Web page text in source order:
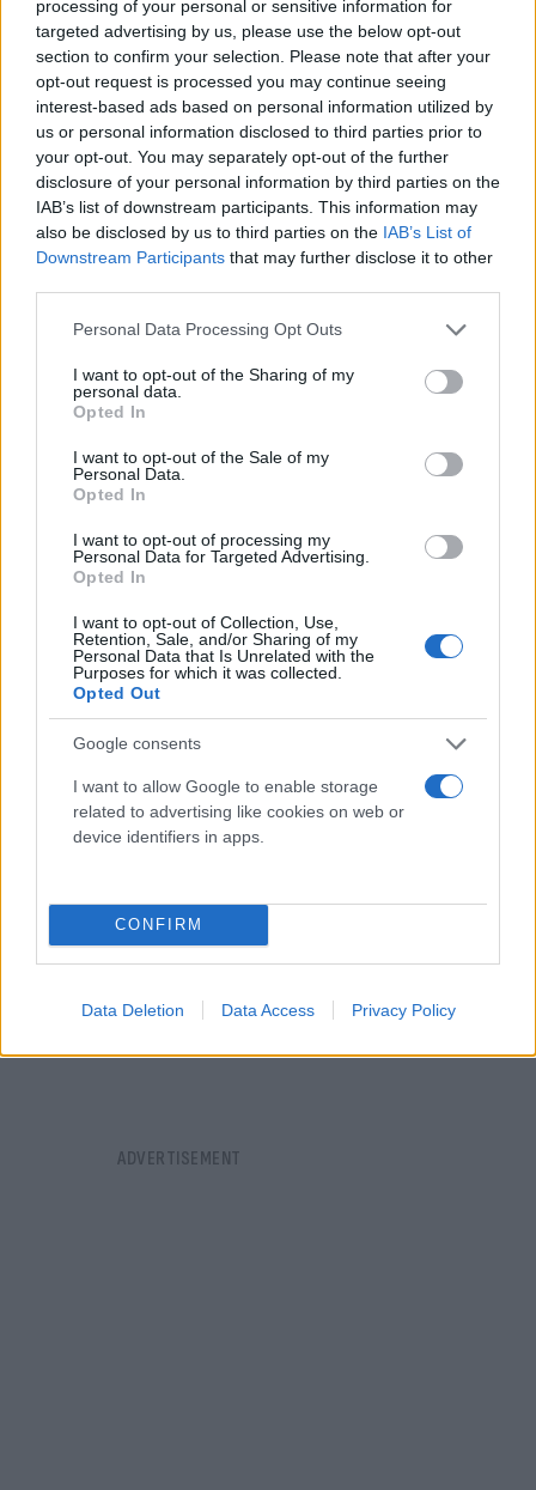
processing of your personal or sensitive information for
targeted advertising by us, please use the below opt-out
section to confirm your selection. Please note that after your
opt-out request is processed you may continue seeing
interest-based ads based on personal information utilized by
us or personal information disclosed to third parties prior to
your opt-out. You may separately opt-out of the further
disclosure of your personal information by third parties on the
IAB’s list of downstream participants. This information may
also be disclosed by us to third parties on the IAB’s List of
Downstream Participants that may further disclose it to other
Please note that this website/app uses one or more Google
not limited to your visit or usage behaviour. You may click to
grant or deny consent to Google and its third-party tags to
use your data for below specified purposes in below Google
consent section.
Personal Data Processing Opt Outs
I want to opt-out of the Sharing of my
personal data.
Opted In
I want to opt-out of the Sale of my
Personal Data.
Opted In
I want to opt-out of processing my
Personal Data for Targeted Advertising.
Opted In
I want to opt-out of Collection, Use,
Retention, Sale, and/or Sharing of my
Personal Data that Is Unrelated with the
Purposes for which it was collected.
Opted Out
Google consents
I want to allow Google to enable storage
related to advertising like cookies on web or
device identifiers in apps.
CONFIRM
Data Deletion Data Access Privacy Policy
κέντρα, η παρουσία πρωτοκλασσάτων
κυβερνητικών στελεχών προοδευτικά σε όλους
τους Νομούς εντάσσεται στην προσπάθεια
γενικότερης αφύπνισης του κυβερνώντος
κόμματος, αλλά και επούλωσης των..πληγών, που
έχουν αφήσει λάθη και κόπωση από την 7ετή
διακυβέρνηση.
Εξόρμηση σε «κάστρα» του Σαμαρά
προσπάθειες τουΑντώνη Σαμαρά να διεμβολίσει
τη Νέα Δημοκρατία μέσω της πιθανής ίδρυσης
νέου κόμματος, αρκετοί κορυφαίοι Υπουργοί θα
κατευθυνθούν εντός της εβδομάδας σε νομούς της
Πελοποννήσου, η οποία παραδοσιακά θεωρείται
ένα από τα «γαλάζια» προπύργια.
Σε αυτό το πλαίσιο, ο Αντιπρόεδρος,
Χατζηδάκηςπρογραμματίζεται να μιλήσει στην
Τρίπολη της Αρκαδίας στο πλαίσιο της «γαλάζιας»
Πολιτικής Ακαδημίας, όπου θα βρεθεί και ο
Κωνσταντίνος Κυρανάκης την ερχόμενη Πέμπτη.